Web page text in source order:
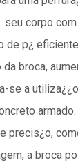
seu corpo
de p¿
broca,
se a
precis¿o,
a broca